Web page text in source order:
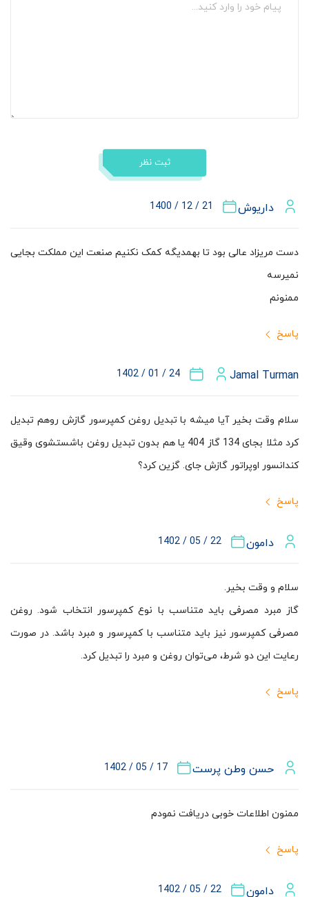
ثبت نظر
داریوش 21 / 12 / 1400
پاسخ
دست مریزاد عالی بود تا بهمدیگه کمک نکنیم صنعت این مملکت بجایی
نمیرسه
ممنونم
Jamal Turman
24 / 01 / 1402
پاسخ
سلام وقت بخیر آیا میشه با تبديل روغن کمپرسور گازش روهم تبديل
کرد مثلا بجای 134 گاز 404 یا هم بدون تبديل روغن باشستشوی وقیق
کندانسور اوپراتور گازش جای. گزین کرد؟
دامون 22 / 05 / 1402
پاسخ
سلام و وقت بخیر.
گاز مبرد مصرفی باید متناسب با نوع کمپرسور انتخاب شود. روغن
مصرفی کمپرسور نیز باید متناسب با کمپرسور و مبرد باشد. در صورت
رعایت این دو شرط، می‌توان روغن و مبرد را تبدیل کرد.
حسن وطن پرست 17 / 05 / 1402
پاسخ
ممنون اطلاعات خوبی دریافت نمودم
دامون 22 / 05 / 1402